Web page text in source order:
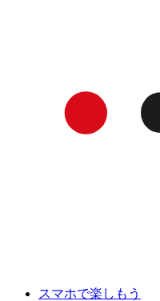
スマホで楽しもう